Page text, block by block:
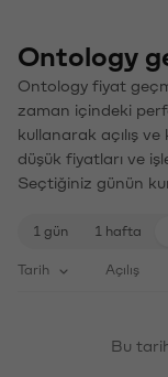
Ontology
Ontology fiyat
zaman içindeki
kullanarak açılış
düşük fiyatları ve
Seçtiğiniz günün
1 gün 1 hafta
Tarih Açılış
Bu